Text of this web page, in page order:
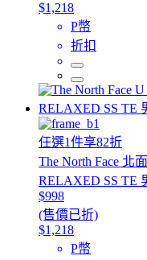
$1,218
P幣
折扣
任選1件享82折
The North Face 北
RELAXED SS TE
$998
(售價已折)
$1,218
P幣